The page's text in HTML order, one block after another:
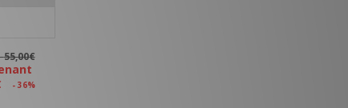
55,00€
- 36%